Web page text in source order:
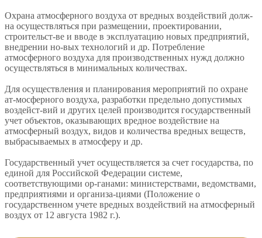
Охрана атмосферного воздуха от вредных воздействий долж-
на осуществляться при размещении, проектировании,
строительст-ве и вводе в эксплуатацию новых предприятий,
внедрении но-вых технологий и др. Потребление
атмосферного воздуха для производственных нужд должно
осуществляться в минимальных количествах.
Для осуществления и планирования мероприятий по охране
ат-мосферного воздуха, разработки предельно допустимых
воздейст-вий и других целей производится государственный
учет объектов, оказывающих вредное воздействие на
атмосферный воздух, видов и количества вредных веществ,
выбрасываемых в атмосферу и др.
Государственный учет осуществляется за счет государства, по
единой для Российской Федерации системе,
соответствующими ор-ганами: министерствами, ведомствами,
предприятиями и организа-циями (Положение о
государственном учете вредных воздействий на атмосферный
воздух от 12 августа 1982 г.).